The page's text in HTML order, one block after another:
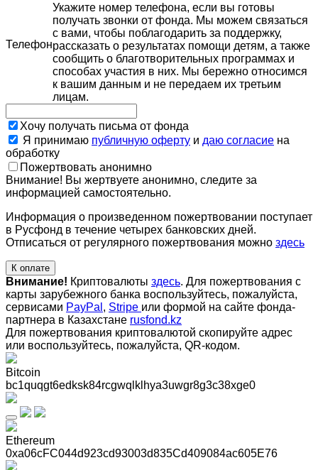
Телефон
Укажите номер телефона, если вы готовы
получать звонки от фонда. Мы можем связаться
с вами, чтобы поблагодарить за поддержку,
рассказать о результатах помощи детям, а также
сообщить о благотворительных программах и
способах участия в них. Мы бережно относимся
к вашим данным и не передаем их третьим
лицам.
Хочу получать письма от фонда
Я принимаю публичную оферту и даю согласие на
обработку
Пожертвовать анонимно
Внимание! Вы жертвуете анонимно, следите за
информацией самостоятельно.
Информация о произведенном пожертвовании поступает
в Русфонд в течение четырех банковских дней.
Отписаться от регулярного пожертвования можно здесь
К оплате
Внимание! Криптовалюты здесь. Для пожертвования с
карты зарубежного банка воспользуйтесь, пожалуйста,
сервисами PayPal , Stripe или формой на сайте фонда-
партнера в Казахстане rusfond.kz
Для пожертвования криптовалютой скопируйте адрес
или воспользуйтесь, пожалуйста, QR-кодом.
Bitcoin
bc1quqgt6edksk84rcgwqlklhya3uwgr8g3c38xge0
Ethereum
0xa06cFC044d923cd93003d835Cd409084ac605E76